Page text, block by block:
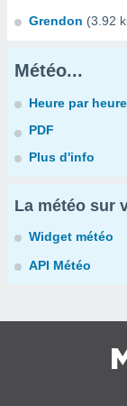
Grendon (3.92
Météo...
Heure par heure
PDF
Plus d'info
La météo sur
Widget météo
API Météo